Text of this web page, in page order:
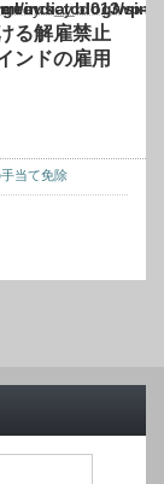
wp-content/themes/
る解雇禁止
ンドの雇用
当て免除